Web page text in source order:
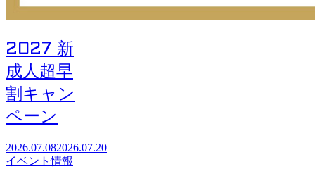
2027 新
成人超早
割キャン
ペーン
2026.07.082026.07.20
イベント情報